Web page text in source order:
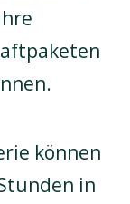
können
in